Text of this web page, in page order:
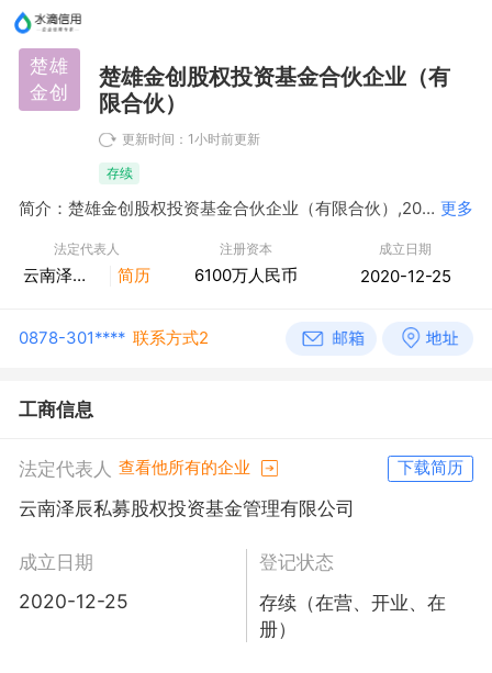
楚雄
金创
楚雄金创股权投资基金合伙企业（有
限合伙）
更新时间：1小时前更新
存续
简介：楚雄金创股权投资基金合伙企业（有限合伙）,2020年12月25日成立，经营范围包括一般项目：以私募基金从事股权投资、投资管理、资产管理等活动（须在中国证券投资基金业协会完成登记备案后方可从事经营活动）。（除依法须经批准的项目外，凭营业执照依法自主开展经营活动） 更多
法定代表人
云南泽辰私募股权投资基金管理有限公司 简历
注册资本
6100万人民币
成立日期
2020-12-25
0878-301**** 联系方式2
工商信息
法定代表人 查看他所有的企业 下载简历
云南泽辰私募股权投资基金管理有限公司
成立日期
2020-12-25
登记状态
存续（在营、开业、在
册）